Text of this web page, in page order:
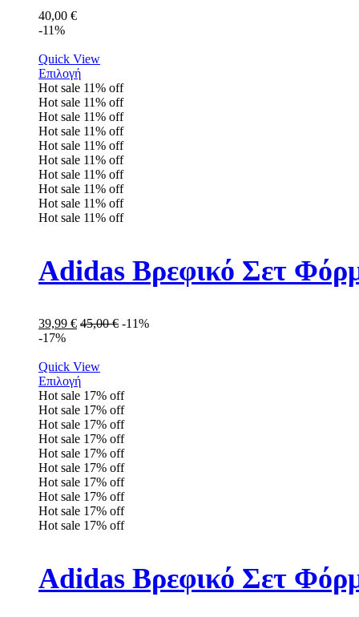
40,00 €
-11%
Quick View
Επιλογή
Hot sale 11% off
Hot sale 11% off
Hot sale 11% off
Hot sale 11% off
Hot sale 11% off
Hot sale 11% off
Hot sale 11% off
Hot sale 11% off
Hot sale 11% off
Hot sale 11% off
Adidas Βρεφικό Σετ
39,99 € 45,00€ -11%
-17%
Quick View
Επιλογή
Hot sale 17% off
Hot sale 17% off
Hot sale 17% off
Hot sale 17% off
Hot sale 17% off
Hot sale 17% off
Hot sale 17% off
Hot sale 17% off
Hot sale 17% off
Hot sale 17% off
Adidas Βρεφικό Σετ